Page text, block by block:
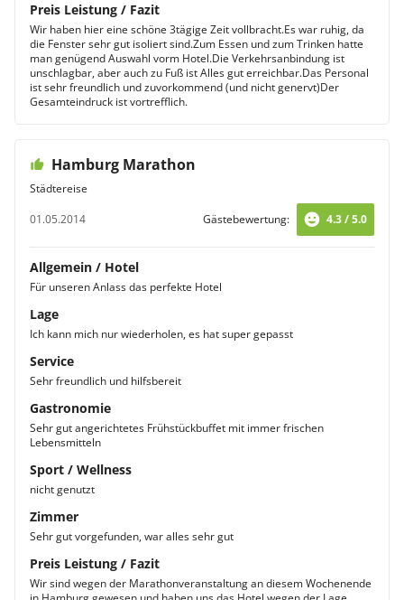
Preis Leistung / Fazit
Wir haben hier eine schöne 3tägige Zeit vollbracht.Es war ruhig, da
die Fenster sehr gut isoliert sind.Zum Essen und zum Trinken hatte
man genügend Auswahl vorm Hotel.Die Verkehrsanbindung ist
unschlagbar, aber auch zu Fuß ist Alles gut erreichbar.Das Personal
ist sehr freundlich und zuvorkommend (und nicht genervt)Der
Gesamteindruck ist vortrefflich.
Hamburg Marathon
Städtereise
01.05.2014
Gästebewertung: 4.3 / 5.0
Allgemein / Hotel
Für unseren Anlass das perfekte Hotel
Lage
Ich kann mich nur wiederholen, es hat super gepasst
Service
Sehr freundlich und hilfsbereit
Gastronomie
Sehr gut angerichtetes Frühstückbuffet mit immer frischen
Lebensmitteln
Sport / Wellness
nicht genutzt
Zimmer
Sehr gut vorgefunden, war alles sehr gut
Preis Leistung / Fazit
Wir sind wegen der Marathonveranstaltung an diesem Wochenende